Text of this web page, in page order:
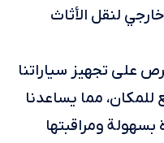
لنقل الأثاث
على تجهيز سياراتنا
للمكان، مما يساعدنا
ومراقبتها